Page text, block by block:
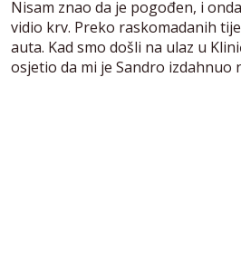
Nisam znao da je pogođen, i
vidio krv. Preko raskomadanih
auta. Kad smo došli na ulaz u
osjetio da mi je Sandro izdahnuo